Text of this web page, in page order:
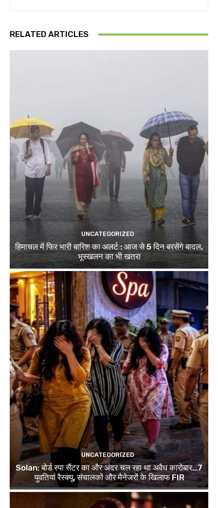
RELATED ARTICLES
UNCATEGORIZED
हिमाचल में फिर भारी बारिश का अलर्ट : आज से 5 दिन बरसेंगे बादल,
भूस्खलन का भी खतरा
UNCATEGORIZED
Solan: बोर्ड स्पा सैंटर का और अंदर चल रहा था अवैध कारोबार…7
युवतियां रैस्क्यू, संचालकों और मैनेजरों के खिलाफ FIR